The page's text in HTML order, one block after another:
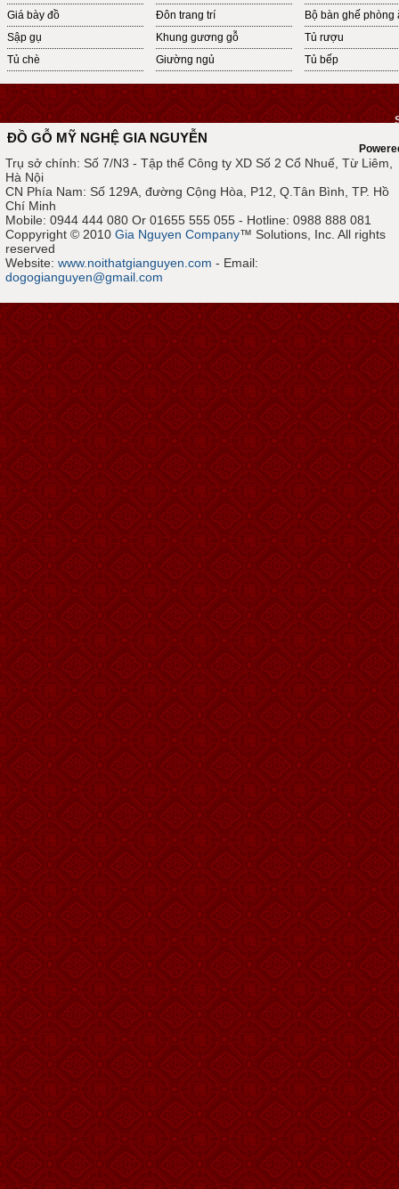
Giá bày đồ
Sập gụ
Tủ chè
Đôn trang trí
Khung gương gỗ
Giường ngủ
Bộ bàn ghế phòng
Tủ rượu
Tủ bếp
ĐỒ GỖ MỸ NGHỆ GIA NGUYỄN
Trụ sở chính: Số 7/N3 - Tập thể Công ty XD Số 2 Cổ Nhuế, Từ Liêm,
Hà Nội
CN Phía Nam: Số 129A, đường Cộng Hòa, P12, Q.Tân Bình, TP. Hồ
Chí Minh
Mobile: 0944 444 080 Or 01655 555 055 - Hotline: 0988 888 081
Coppyright © 2010 Gia Nguyen Company™ Solutions, Inc. All rights
reserved
Website: www.noithatgianguyen.com - Email:
dogogianguyen@gmail.com